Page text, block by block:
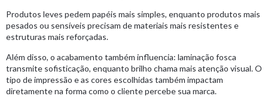
Produtos leves pedem papéis mais simples, enquanto produtos mais
pesados ou sensíveis precisam de materiais mais resistentes e
estruturas mais reforçadas.
Além disso, o acabamento também influencia: laminação fosca
transmite sofisticação, enquanto brilho chama mais atenção visual. O
tipo de impressão e as cores escolhidas também impactam
diretamente na forma como o cliente percebe sua marca.